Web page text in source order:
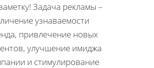
Задача рекламы –
узнаваемости
привлечение новых
улучшение имиджа
и стимулирование